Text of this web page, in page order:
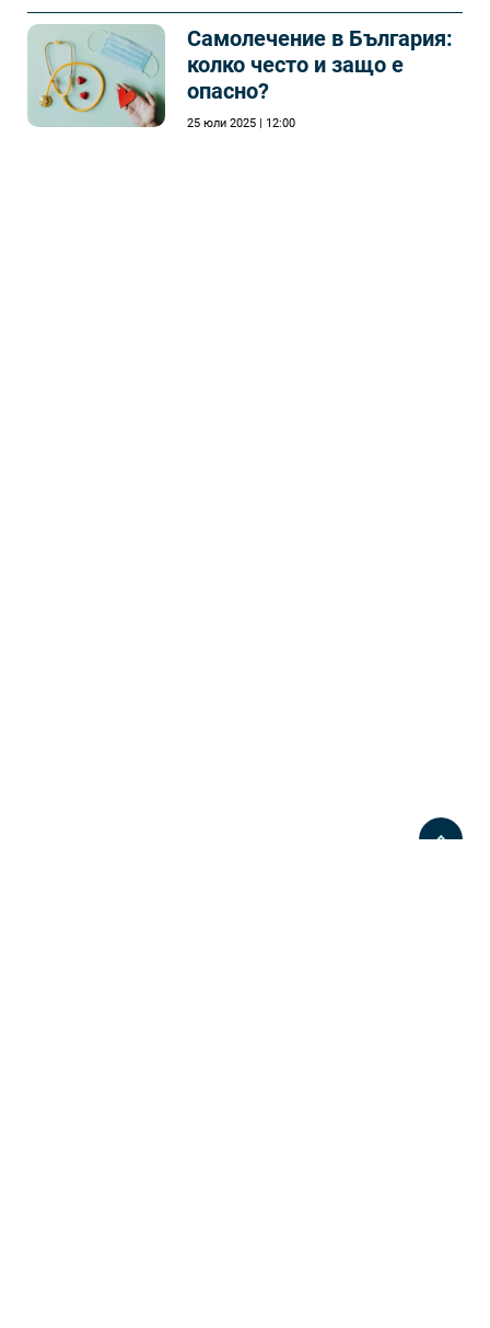
Самолечeние в България:
колко често и защо е
опасно?
25 юли 2025 | 12:00